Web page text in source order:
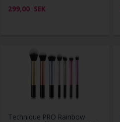
299,00 SEK
Technique PRO Rainbow